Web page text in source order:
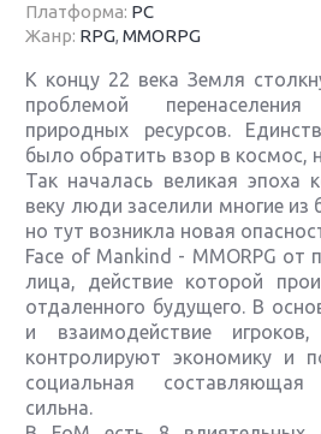
Платформа: PC
Жанр: RPG,MMORPG
К концу 22 века Земля
проблемой
природных ресурсов.
было обратить взор в космос,
Так началась великая эпоха
веку люди заселили многие
но тут возникла новая
Face of Mankind - MMORPG от
лица, действие которой
отдаленного будущего. В
и взаимодействие
контролируют экономику и
социальная
сильна.